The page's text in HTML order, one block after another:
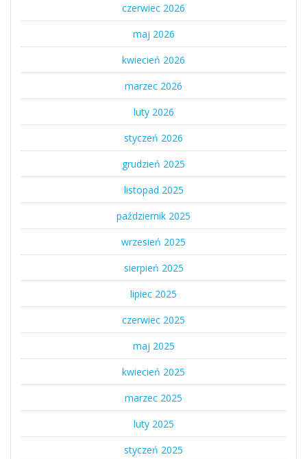
czerwiec 2026
maj 2026
kwiecień 2026
marzec 2026
luty 2026
styczeń 2026
grudzień 2025
listopad 2025
październik 2025
wrzesień 2025
sierpień 2025
lipiec 2025
czerwiec 2025
maj 2025
kwiecień 2025
marzec 2025
luty 2025
styczeń 2025